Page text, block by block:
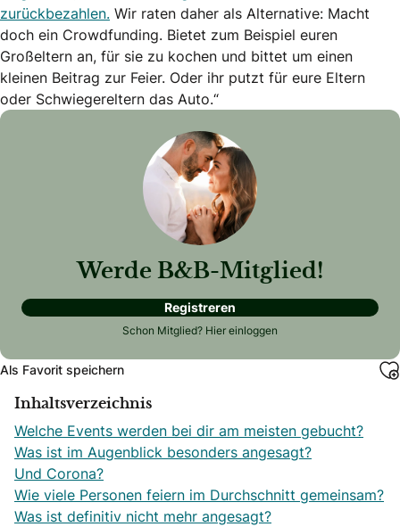
zurückbezahlen. Wir raten daher als Alternative: Macht
doch ein Crowdfunding. Bietet zum Beispiel euren
Großeltern an, für sie zu kochen und bittet um einen
kleinen Beitrag zur Feier. Oder ihr putzt für eure Eltern
oder Schwiegereltern das Auto.“
Werde B&B-Mitglied!
Registreren
Schon Mitglied? Hier einloggen
Als Favorit speichern
Inhaltsverzeichnis
Welche Events werden bei dir am meisten gebucht?
Was ist im Augenblick besonders angesagt?
Und Corona?
Wie viele Personen feiern im Durchschnitt gemeinsam?
Was ist definitiv nicht mehr angesagt?